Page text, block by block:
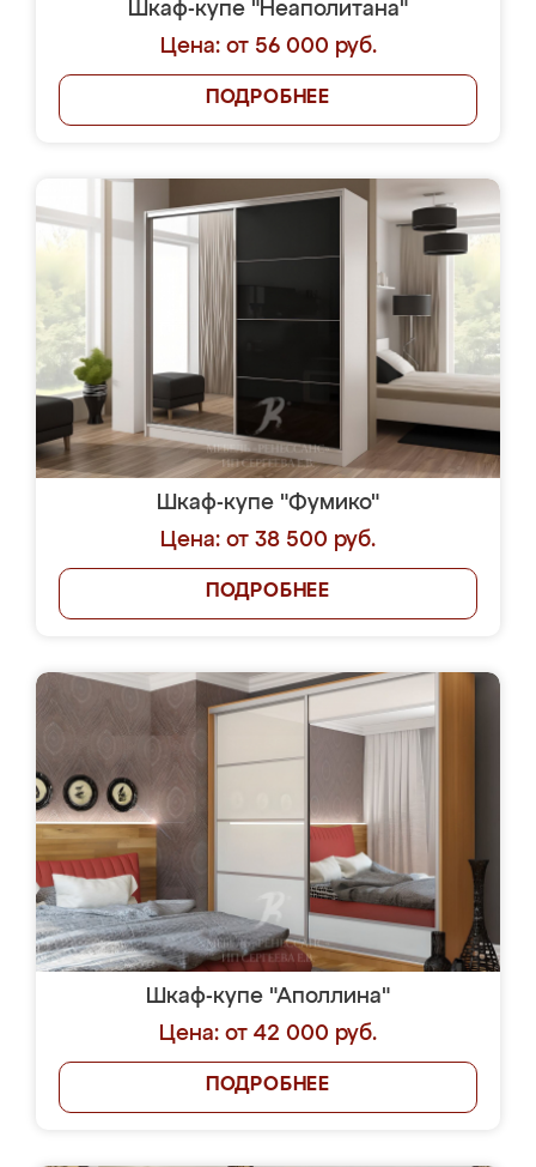
Шкаф-купе "Неаполитана"
Цена: от 56 000 руб.
ПОДРОБНЕЕ
Шкаф-купе "Фумико"
Цена: от 38 500 руб.
ПОДРОБНЕЕ
Шкаф-купе "Аполлина"
Цена: от 42 000 руб.
ПОДРОБНЕЕ